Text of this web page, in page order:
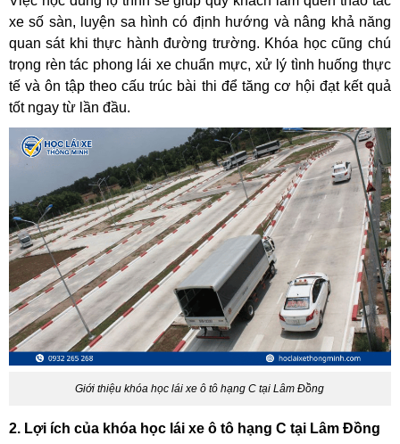
xe số sàn, luyện sa hình có định hướng và nâng khả năng
quan sát khi thực hành đường trường. Khóa học cũng chú
trọng rèn tác phong lái xe chuẩn mực, xử lý tình huống thực
tế và ôn tập theo cấu trúc bài thi để tăng cơ hội đạt kết quả
tốt ngay từ lần đầu.
Giới thiệu khóa học lái xe ô tô hạng C tại Lâm Đồng
2. Lợi ích của khóa học lái xe ô tô hạng C tại Lâm Đồng